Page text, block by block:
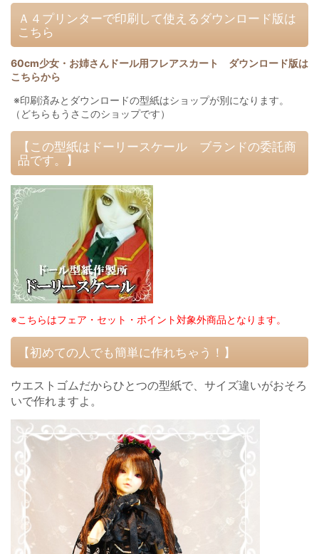
Ａ４プリンターで印刷して使えるダウンロード版は
こちら
60cm少女・お姉さんドール用フレアスカート ダウンロード版は
こちらから
※印刷済みとダウンロードの型紙はショップが別になります。
（どちらもうさこのショップです）
【この型紙はドーリースケール ブランドの委託商
品です。】
※こちらはフェア・セット・ポイント対象外商品となります。
【初めての人でも簡単に作れちゃう！】
ウエストゴムだからひとつの型紙で、サイズ違いがおそろ
いで作れますよ。